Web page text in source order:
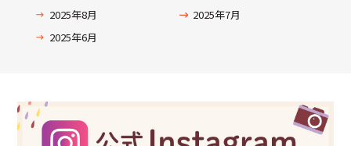
2025年8月
2025年7月
2025年6月